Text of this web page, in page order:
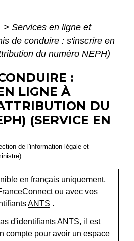
> Services en ligne et
de conduire : s'inscrire en
du numéro NEPH)
:
LIGNE À
DU
(SERVICE EN
de l'information légale et
en français uniquement,
ou avec vos
ANTS .
d'identifiants ANTS, il est
compte pour avoir un espace